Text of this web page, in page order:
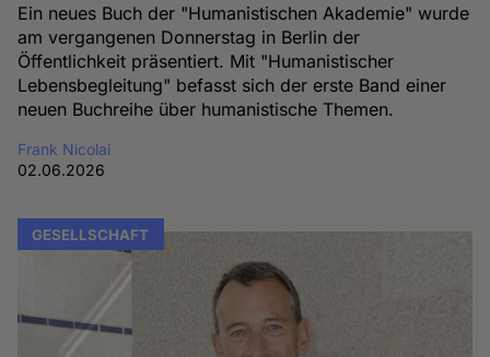
Ein neues Buch der "Humanistischen Akademie" wurde
am vergangenen Donnerstag in Berlin der
Öffentlichkeit präsentiert. Mit "Humanistischer
Lebensbegleitung" befasst sich der erste Band einer
neuen Buchreihe über humanistische Themen.
Frank Nicolai
02.06.2026
GESELLSCHAFT